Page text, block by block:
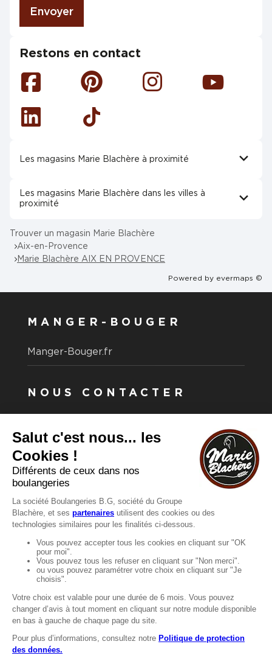
Envoyer
Restons en contact
Facebook Pinterest Instagram Youtube
Linkedin Tiktok
Les magasins Marie Blachère à proximité
Les magasins Marie Blachère dans les villes à
proximité
Trouver un magasin Marie Blachère
Aix-en-Provence
Marie Blachère AIX EN PROVENCE
Powered by evermaps ©
MANGER-BOUGER
Manger-Bouger.fr
NOUS CONTACTER
Vous souhaitez nous contacter ?
Consultez notre FAQ.
FAQ
Recrutement
MENTIONS
Mentions légales
Protection des données
LignÉthique
Caractéristiques environnementales des